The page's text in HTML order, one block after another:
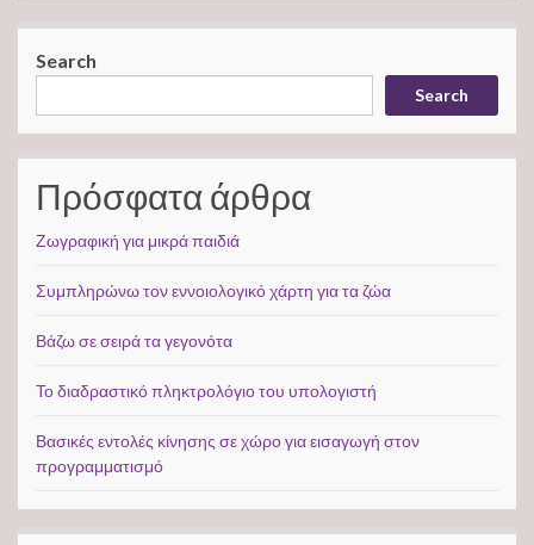
Search
Search
Πρόσφατα άρθρα
Ζωγραφική για μικρά παιδιά
Συμπληρώνω τον εννοιολογικό χάρτη για τα ζώα
Βάζω σε σειρά τα γεγονότα
Το διαδραστικό πληκτρολόγιο του υπολογιστή
Βασικές εντολές κίνησης σε χώρο για εισαγωγή στον
προγραμματισμό